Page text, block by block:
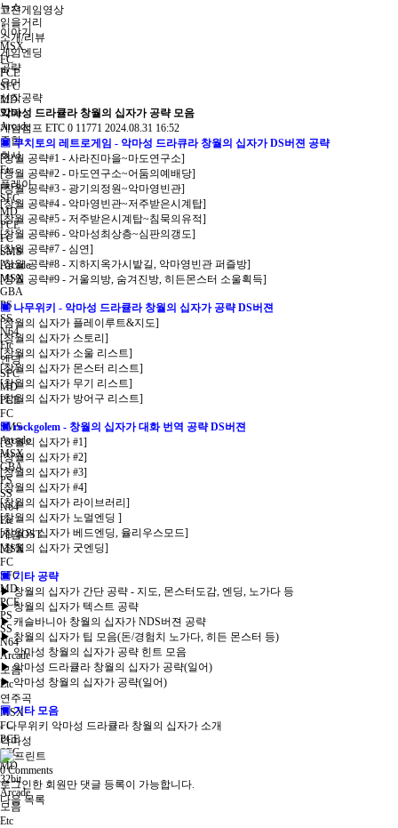
고전게임영상
이야기
MSX
FC
PCE
SFC
MD
32bit
Arcade
종합
회사
Etc
플레이
SFC
MD
PCE
FC
SMS
Arcade
MSX
GBA
PS
SS
N64
Etc
엔딩
SFC
MD
PCE
FC
SMS
Arcade
MSX
GBA
PS
SS
N64
Etc
게임OST
MSX
FC
SFC
MD
PCE
PS
SS
N64
Arcade
모음
Etc
연주곡
MSX
FC
PCE
SFC
MD
32bit
Arcade
모음
Etc
뉴스
읽을거리
소개/리뷰
게임엔딩
공략
유머
신작공략
악마성 드라큘라 창월의 십자가 공략 모음
게임점프 ETC 0 11771 2024.08.31 16:52
▣ 쿠치토의 레트로게임 - 악마성 드라큐라 창월의 십자가 DS버젼 공략
[창월 공략#1 - 사라진마을~마도연구소]
[창월 공략#2 - 마도연구소~어둠의예배당]
[창월 공략#3 - 광기의정원~악마영빈관]
[창월 공략#4 - 악마영빈관~저주받은시계탑]
[창월 공략#5 - 저주받은시계탑~침묵의유적]
[창월 공략#6 - 악마성최상층~심판의갱도]
[창월 공략#7 - 심연]
[창월 공략#8 - 지하지옥가시밭길, 악마영빈관 퍼즐방]
[창월 공략#9 - 거울의방, 숨겨진방, 히든몬스터 소울획득]
▣ 나무위키 - 악마성 드라큘라 창월의 십자가 공략 DS버젼
[창월의 십자가 플레이루트&지도]
[창월의 십자가 스토리]
[창월의 십자가 소울 리스트]
[창월의 십자가 몬스터 리스트]
[창월의 십자가 무기 리스트]
[창월의 십자가 방어구 리스트]
▣ rockgolem - 창월의 십자가 대화 번역 공략 DS버젼
[창월의 십자가 #1]
[창월의 십자가 #2]
[창월의 십자가 #3]
[창월의 십자가 #4]
[창월의 십자가 라이브러리]
[창월의 십자가 노멀엔딩 ]
[창월의 십자가 베드엔딩, 율리우스모드]
[창월의 십자가 굿엔딩]
▣ 기타 공략
▶ 창월의 십자가 간단 공략 - 지도, 몬스터도감, 엔딩, 노가다 등
▶ 창월의 십자가 텍스트 공략
▶ 캐슬바니아 창월의 십자가 NDS버젼 공략
▶ 창월의 십자가 팁 모음(돈/경험치 노가다, 히든 몬스터 등)
▶ 악마성 창월의 십자가 공략 힌트 모음
▶ 악마성 드라큘라 창월의 십자가 공략(일어)
▶ 악마성 창월의 십자가 공략(일어)
▣ 기타 모음
- 나무위키 악마성 드라큘라 창월의 십자가 소개
악마성
0Comments
로그인한 회원만 댓글 등록이 가능합니다.
다음 목록